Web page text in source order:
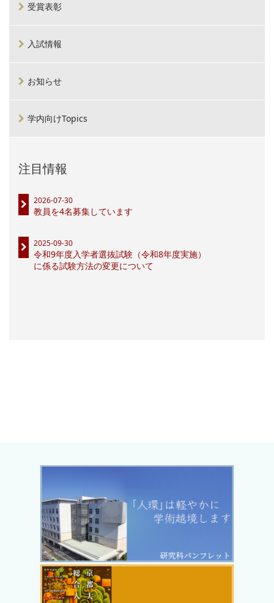
受賞表彰
入試情報
お知らせ
学内向けTopics
注目情報
2026-07-30
教員を4名募集しています
2025-09-30
令和9年度入学者選抜試験（令和8年度実施）
に係る試験方法の変更について